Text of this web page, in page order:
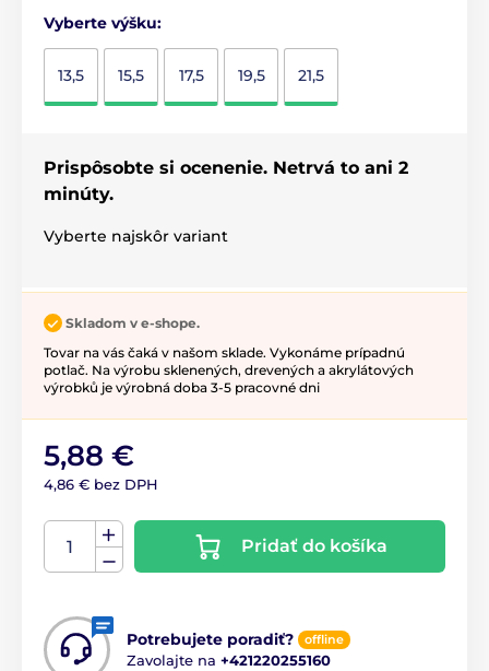
Vyberte výšku:
13,5 15,5 17,5 19,5 21,5
Prispôsobte si ocenenie. Netrvá to ani 2
minúty.
Vyberte najskôr variant
Skladom v e-shope.
Tovar na vás čaká v našom sklade. Vykonáme prípadnú
potlač. Na výrobu sklenených, drevených a akrylátových
výrobků je výrobná doba 3-5 pracovné dni
5,88 €
4,86 € bez DPH
Pridať do košíka
Potrebujete poradiť? offline
Zavolajte na +421220255160